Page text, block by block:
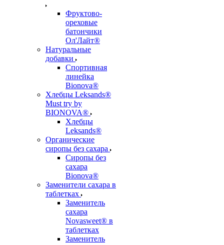
Фруктово-
ореховые
батончики
Ол'Лайт®
Натуральные
добавки
Спортивная
линейка
Bionova®
Хлебцы Leksands®
Must try by
BIONOVA®
Хлебцы
Leksands®
Органические
сиропы без сахара
Сиропы без
сахара
Bionova®
Заменители сахара в
таблетках
Заменитель
сахара
Novasweet® в
таблетках
Заменитель